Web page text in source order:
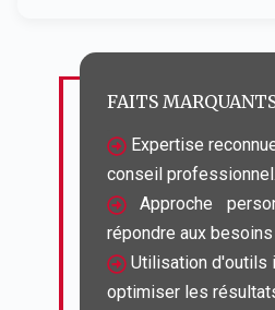
FAITS
Expertise
Approche
Utilisation d'outils